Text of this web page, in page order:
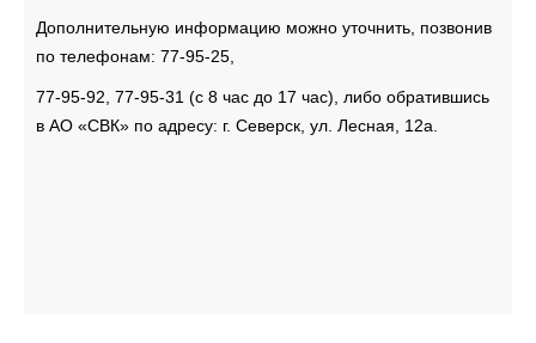
Дополнительную информацию можно уточнить, позвонив
по телефонам: 77-95-25,
77-95-92, 77-95-31 (с 8 час до 17 час), либо обратившись
в АО «СВК» по адресу: г. Северск, ул. Лесная, 12а.